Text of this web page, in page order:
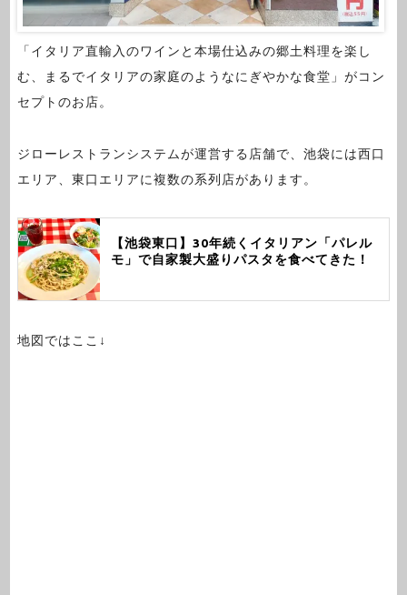
「イタリア直輸入のワインと本場仕込みの郷土料理を楽し
む、まるでイタリアの家庭のようなにぎやかな食堂」がコン
セプトのお店。
ジローレストランシステムが運営する店舗で、池袋には西口
エリア、東口エリアに複数の系列店があります。
【池袋東口】30年続くイタリアン「パレル
モ」で自家製大盛りパスタを食べてきた！
地図ではここ↓